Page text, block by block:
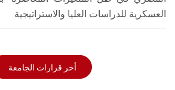
العسكرية للدراسات العليا والاستراتيجية
أخر قرارات الجامعة